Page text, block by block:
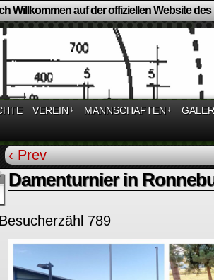
Willkommen auf der offiziellen Website
VEREIN ↓ MANNSCHAFTEN ↓
‹ Prev
Damenturnier in
Besucherzähl 789